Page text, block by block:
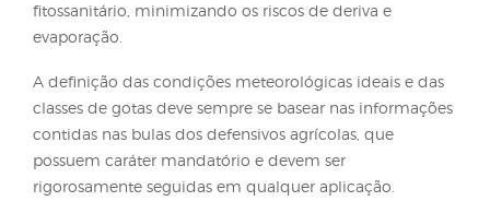
pulverizadores terrestres. Entretanto, essa
menos significativa quando comparada ao efeito
proporcionado pelo modelo da ponta utilizada,
pela qual a seleção adequada da ponta continua
o principal fator de controle do espectro das gotas.
Nos equipamentos que utilizam bicos rotativos,